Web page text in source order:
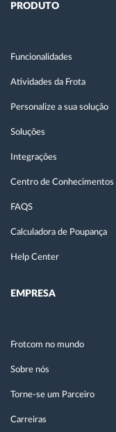
PRODUTO
Funcionalidades
Atividades da Frota
Personalize a sua solução
Soluções
Integrações
Centro de Conhecimentos
FAQS
Calculadora de Poupança
Help Center
EMPRESA
Frotcom no mundo
Sobre nós
Torne-se um Parceiro
Carreiras